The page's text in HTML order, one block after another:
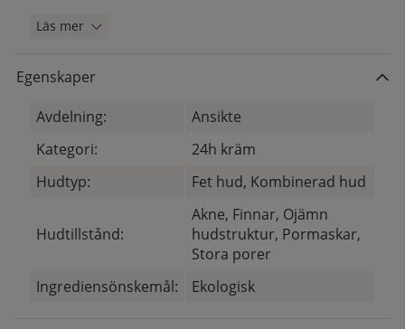
Läs mer
Egenskaper
Avdelning:
Ansikte
Kategori:
24h kräm
Hudtyp:
Fet hud, Kombinerad hud
Hudtillstånd:
Akne, Finnar, Ojämn
hudstruktur, Pormaskar,
Stora porer
Ingrediensönskemål:
Ekologisk